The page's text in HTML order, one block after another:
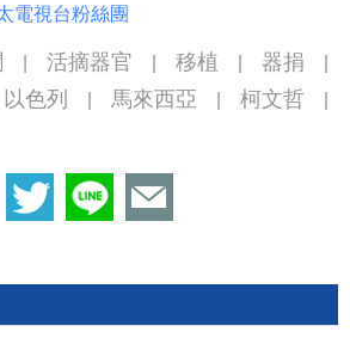
電視台粉絲團
活摘器官 移植 器捐
以色列 馬來西亞 柯文哲